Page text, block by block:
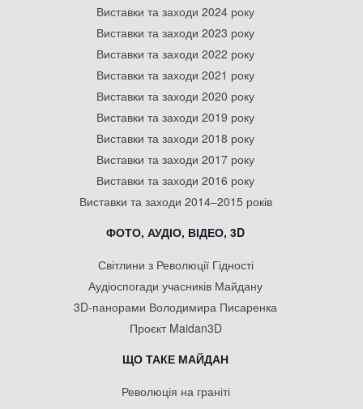
Виставки та заходи 2024 року
Виставки та заходи 2023 року
Виставки та заходи 2022 року
Виставки та заходи 2021 року
Виставки та заходи 2020 року
Виставки та заходи 2019 року
Виставки та заходи 2018 року
Виставки та заходи 2017 року
Виставки та заходи 2016 року
Виставки та заходи 2014–2015 років
ФОТО, АУДІО, ВІДЕО, 3D
Світлини з Революції Гідності
Аудіоспогади учасників Майдану
3D-панорами Володимира Писаренка
Проєкт Maidan3D
ЩО ТАКЕ МАЙДАН
Революція на граніті